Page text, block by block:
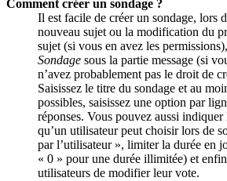
Comment créer un sondage ?
Il est facile de créer un sondage, lors
nouveau sujet ou la modification du
sujet (si vous en avez les
Sondage sous la partie message (si
n’avez probablement pas le droit de
Saisissez le titre du sondage et au
possibles, saisissez une option par
réponses. Vous pouvez aussi indiquer
qu’un utilisateur peut choisir lors de
par l’utilisateur », limiter la durée en
« 0 » pour une durée illimitée) et
utilisateurs de modifier leur vote.